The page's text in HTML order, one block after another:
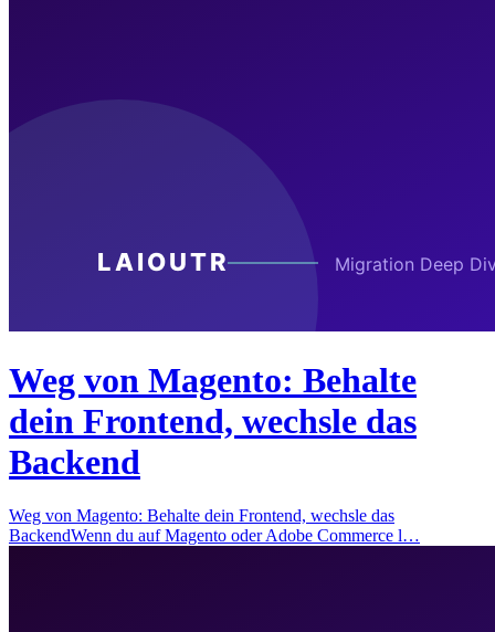
Weg von Magento: Behalte
dein Frontend, wechsle das
Backend
Weg von Magento: Behalte dein Frontend, wechsle das
BackendWenn du auf Magento oder Adobe Commerce l…